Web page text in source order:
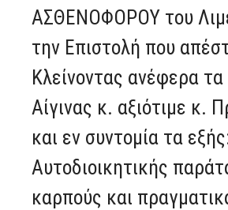
ΑΣΘΕΝΟΦΟΡΟΥ του
την Επιστολή που
Κλείνοντας ανέφερα τα
Αίγινας κ. αξιότιμε
και εν συντομία τα
Αυτοδιοικητικής
καρπούς και